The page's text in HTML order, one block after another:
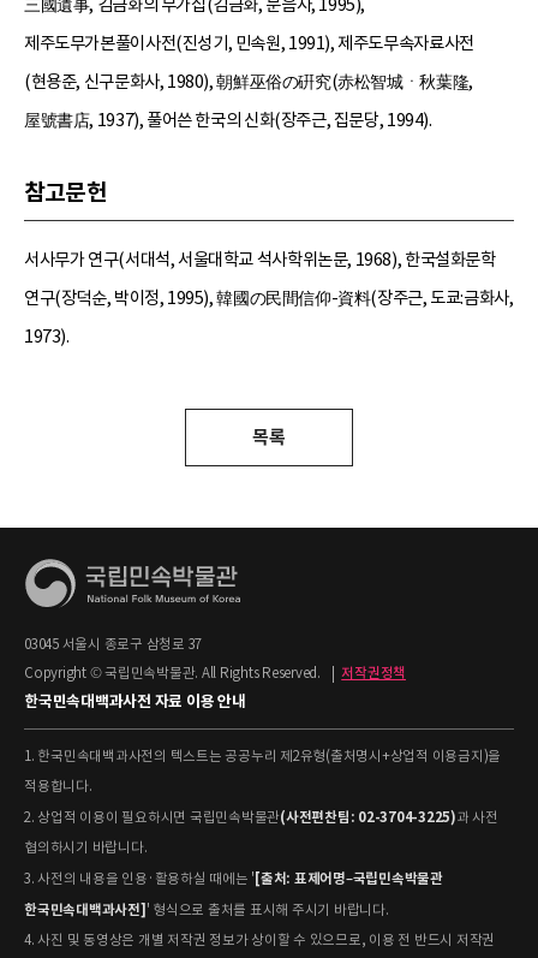
三國遺事, 김금화의 무가집(김금화, 문음사, 1995),
제주도무가본풀이사전(진성기, 민속원, 1991), 제주도무속자료사전
(현용준, 신구문화사, 1980), 朝鮮巫俗の硏究(赤松智城ㆍ秋葉隆,
屋號書店, 1937), 풀어쓴 한국의 신화(장주근, 집문당, 1994).
참고문헌
서사무가 연구(서대석, 서울대학교 석사학위논문, 1968), 한국설화문학
연구(장덕순, 박이정, 1995), 韓國の民間信仰-資料(장주근, 도쿄:금화사,
1973).
목록
03045 서울시 종로구 삼청로 37
Copyright © 국립민속박물관. All Rights Reserved.
저작권정책
한국민속대백과사전 자료 이용 안내
1. 한국민속대백과사전의 텍스트는 공공누리 제2유형(출처명시+상업적 이용금지)을
적용합니다.
2. 상업적 이용이 필요하시면 국립민속박물관(사전편찬팀: 02-3704-3225)과 사전
협의하시기 바랍니다.
3. 사전의 내용을 인용·활용하실 때에는 ' [출처: 표제어명–국립민속박물관
한국민속대백과사전] ' 형식으로 출처를 표시해 주시기 바랍니다.
4. 사진 및 동영상은 개별 저작권 정보가 상이할 수 있으므로, 이용 전 반드시 저작권